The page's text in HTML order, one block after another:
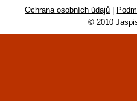
Ochrana osobních údajů
© 2010